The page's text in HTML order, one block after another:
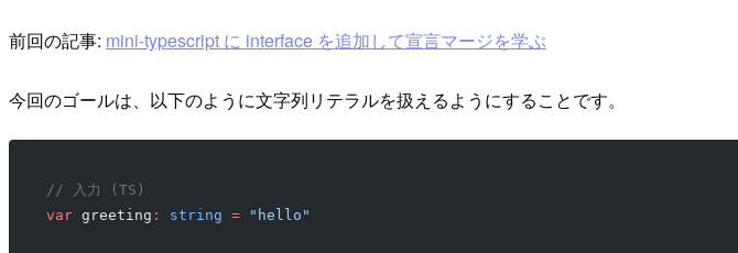
前回の記事: mini-typescript に interface を追加して宣言マージを学ぶ
今回のゴールは、以下のように文字列リテラルを扱えるようにすることです。
// 入力 (TS)
var greeting : string = "hello"